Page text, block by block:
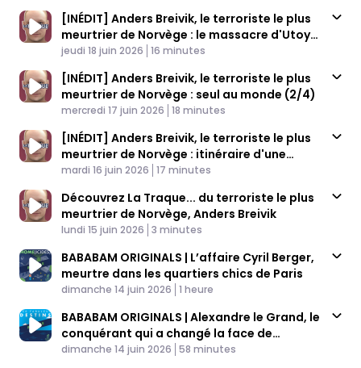
[INÉDIT] Anders Breivik, le terroriste le plus
meurtrier de Norvège : le massacre d'Utoya
(3/4)
Published At
jeudi 18 juin 2026 Time
16 minutes
[INÉDIT] Anders Breivik, le terroriste le plus
meurtrier de Norvège : seul au monde (2/4)
Published At
mercredi 17 juin 2026 Time
18 minutes
[INÉDIT] Anders Breivik, le terroriste le plus
meurtrier de Norvège : itinéraire d'une
radicalisation (1/4)
Published At
mardi 16 juin 2026 Time
17 minutes
Découvrez La Traque... du terroriste le plus
meurtrier de Norvège, Anders Breivik
Published At
lundi 15 juin 2026 Time
3 minutes
BABABAM ORIGINALS | L’affaire Cyril Berger,
meurtre dans les quartiers chics de Paris
Published At
dimanche 14 juin 2026 Time
1 heure
BABABAM ORIGINALS | Alexandre le Grand, le
conquérant qui a changé la face de
l’Occident
Published At
dimanche 14 juin 2026 Time
58 minutes